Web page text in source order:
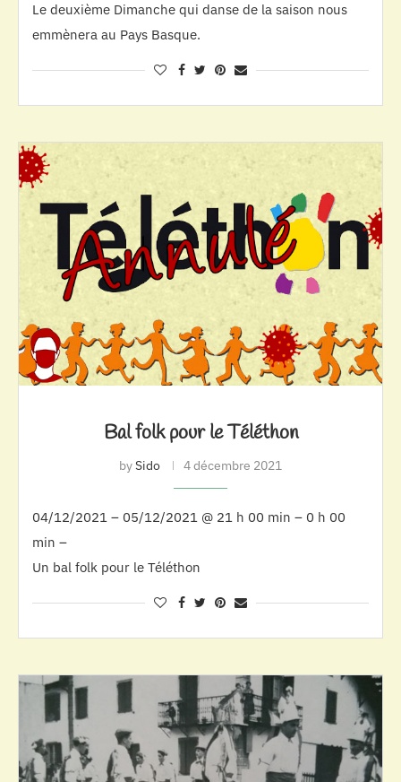
Le deuxième Dimanche qui danse de la saison nous
emmènera au Pays Basque.
Bal folk pour le Téléthon
bySido 4 décembre 2021
04/12/2021 – 05/12/2021 @ 21 h 00 min – 0 h 00
min –
Un bal folk pour le Téléthon